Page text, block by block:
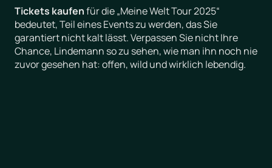
Tickets kaufenfür die „Meine Welt Tour 2025“
bedeutet, Teil eines Events zu werden, das Sie
garantiert nicht kalt lässt. Verpassen Sie nicht Ihre
Chance, Lindemann so zu sehen, wie man ihn noch nie
zuvor gesehen hat: offen, wild und wirklich lebendig.